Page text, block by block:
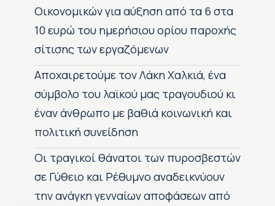
Οικονομικών για αύξηση από τα 6 στα
10 ευρώ του ημερήσιου ορίου παροχής
σίτισης των εργαζόμενων
Αποχαιρετούμε τον Λάκη Χαλκιά, ένα
σύμβολο του λαϊκού μας τραγουδιού κι
έναν άνθρωπο με βαθιά κοινωνική και
πολιτική συνείδηση
Οι τραγικοί θάνατοι των πυροσβεστών
σε Γύθειο και Ρέθυμνο αναδεικνύουν
την ανάγκη γενναίων αποφάσεων από